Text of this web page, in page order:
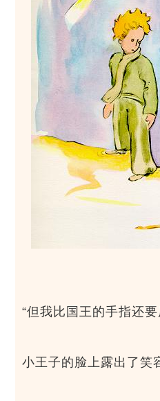
“但我比国王的手指还要
小王子的脸上露出了笑